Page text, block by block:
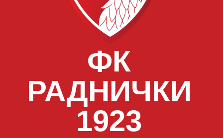
ФК
РАДНИЧКИ
1923